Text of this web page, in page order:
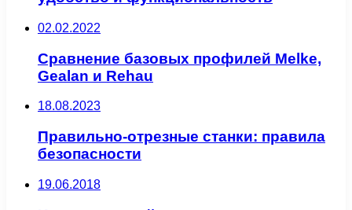
02.02.2022
Сравнение базовых профилей Melke,
Gealan и Rehau
18.08.2023
Правильно-отрезные станки: правила
безопасности
19.06.2018